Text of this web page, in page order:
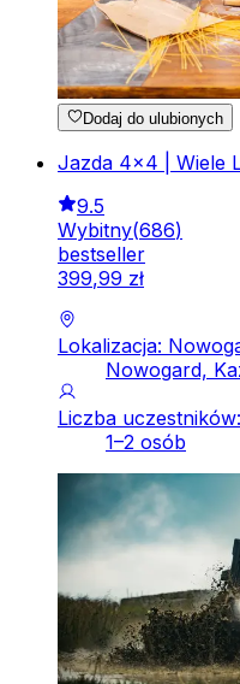
Dodaj do ulubionych
Jazda 4x4 | Wiele
9.5
Wybitny(686)
bestseller
399,99 zł
Lokalizacja:
Nowogard,
Liczba
1–2 osób